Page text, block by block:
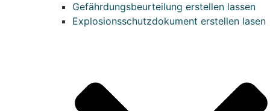
Gefährdungsbeurteilung erstellen lassen
Explosionsschutzdokument erstellen lasen